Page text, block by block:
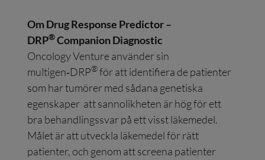
Om Drug Response Predictor –
DRP®Companion Diagnostic
Oncology Venture använder sin
multigen‑DRP®för att identifiera de patienter
som har tumörer med sådana genetiska
egenskaper att sannolikheten är hög för ett
bra behandlingssvar på ett visst läkemedel.
Målet är att utveckla läkemedel för rätt
patienter, och genom att screena patienter